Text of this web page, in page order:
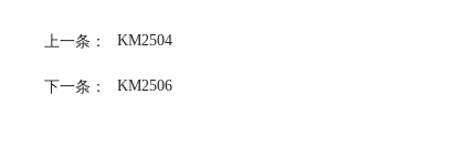
上一条： KM2504
下一条： KM2506